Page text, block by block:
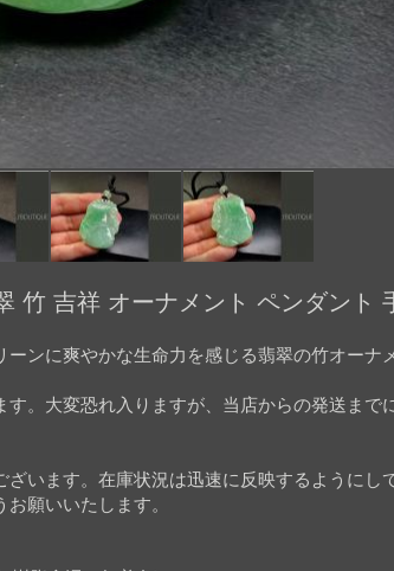
竹 吉祥 オーナメント ペンダント
ンに爽やかな生命力を感じる翡翠の竹オーナ
。大変恐れ入りますが、当店からの発送まで
ざいます。在庫状況は迅速に反映するようにし
願いいたします。